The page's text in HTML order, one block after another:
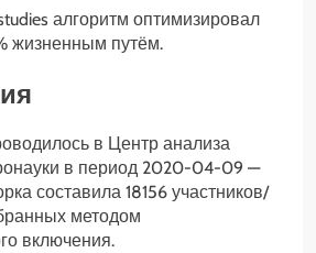
алгоритм оптимизировал
жизненным путём.
в Центр анализа
в период 2020-04-09 —
составила 18156 участников/
методом
включения.